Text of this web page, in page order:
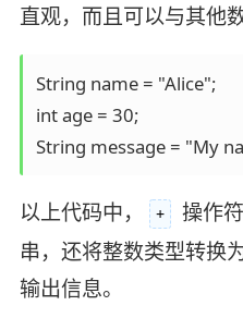
直观，而且可以与其他
String name = "Alice";
int age = 30;
String message = "My
以上代码中， +
操作
串，还将整数类型转换
输出信息。